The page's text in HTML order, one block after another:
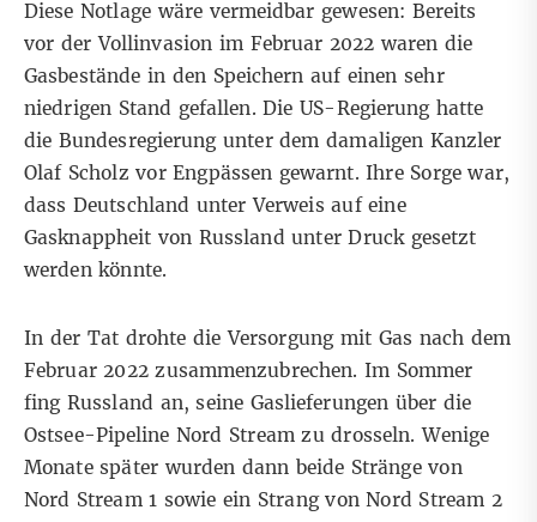
Diese Notlage wäre vermeidbar gewesen: Bereits
vor der Vollinvasion im Februar 2022 waren die
Gasbestände in den Speichern auf einen sehr
niedrigen Stand gefallen. Die US-Regierung hatte
die Bundesregierung unter dem damaligen Kanzler
Olaf Scholz vor Engpässen gewarnt. Ihre Sorge war,
dass Deutschland unter Verweis auf eine
Gasknappheit von Russland unter Druck gesetzt
werden könnte.
In der Tat drohte die Versorgung mit Gas nach dem
Februar 2022 zusammenzubrechen. Im Sommer
fing Russland an, seine Gaslieferungen über die
Ostsee-Pipeline Nord Stream zu drosseln. Wenige
Monate später wurden dann beide Stränge von
Nord Stream 1 sowie ein Strang von Nord Stream 2